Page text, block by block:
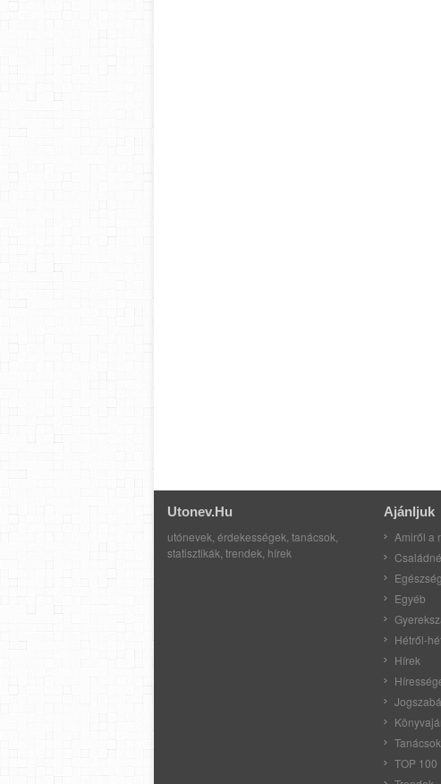
Utonev.hu
utónevek, érdekességek, tanácsok,
statisztikák, trendek, hírek
Ajánljuk
Amiről a
Egészség
Egyéb
Hétről-
Hírek
Tanácsok
TOP 100